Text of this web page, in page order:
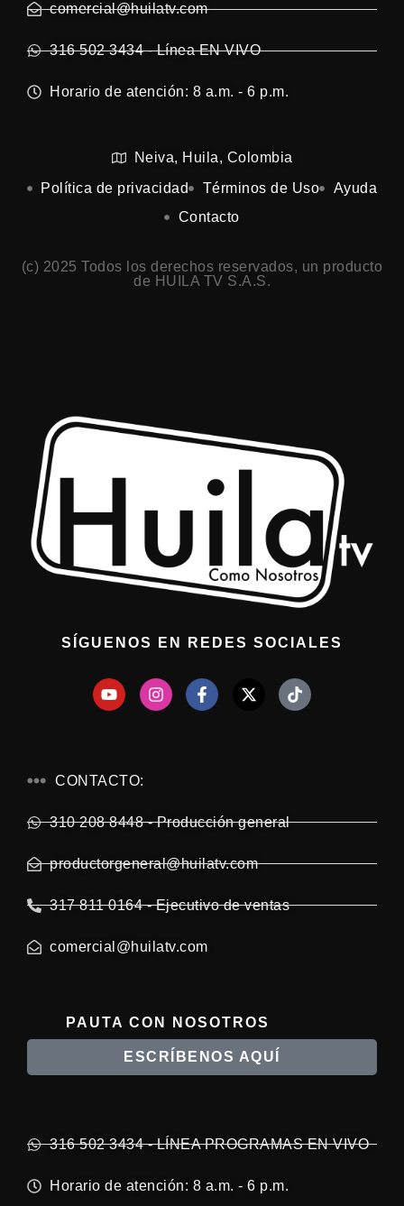
comercial@huilatv.com
316 502 3434 - Línea EN VIVO
Horario de atención: 8 a.m. - 6 p.m.
Neiva, Huila, Colombia
Política de privacidad
Términos de Uso
Ayuda
Contacto
(c) 2025 Todos los derechos reservados, un producto
de HUILA TV S.A.S.
SÍGUENOS EN REDES SOCIALES
CONTACTO:
310 208 8448 - Producción general
productorgeneral@huilatv.com
317 811 0164 - Ejecutivo de ventas
comercial@huilatv.com
PAUTA CON NOSOTROS
ESCRÍBENOS AQUÍ
316 502 3434 - LÍNEA PROGRAMAS EN VIVO
Horario de atención: 8 a.m. - 6 p.m.